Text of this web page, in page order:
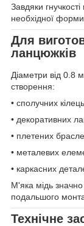
Завдяки
необхідної
Для
ланцюжків
Діаметри від 0.8
створення:
• сполучних
• декоративних
• плетених
• металевих
• каркасних
М'яка мідь
подальшого
Технічне